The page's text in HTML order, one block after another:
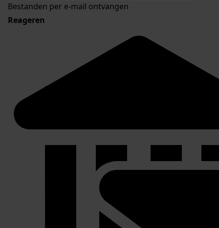
Bestanden per e-mail ontvangen
Reageren